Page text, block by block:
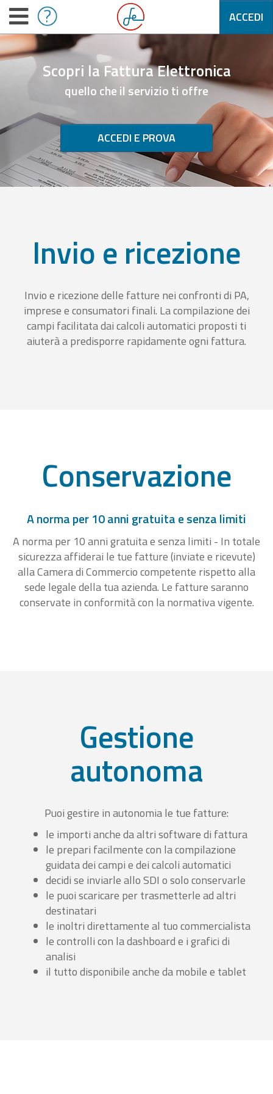
ACCEDI
Scopri la Fattura Elettronica
quello che il servizio ti offre
ACCEDI E PROVA
Invio e ricezione
Invio e ricezione delle fatture nei confronti di PA,
imprese e consumatori finali. La compilazione dei
campi facilitata dai calcoli automatici proposti ti
aiuterà a predisporre rapidamente ogni fattura.
Conservazione
A norma per 10 anni gratuita e senza limiti
A norma per 10 anni gratuita e senza limiti - In totale
sicurezza affiderai le tue fatture (inviate e ricevute)
alla Camera di Commercio competente rispetto alla
sede legale della tua azienda. Le fatture saranno
conservate in conformità con la normativa vigente.
Gestione
autonoma
Puoi gestire in autonomia le tue fatture:
le importi anche da altri software di fattura
le prepari facilmente con la compilazione
guidata dei campi e dei calcoli automatici
decidi se inviarle allo SDI o solo conservarle
le puoi scaricare per trasmetterle ad altri
destinatari
le inoltri direttamente al tuo commercialista
le controlli con la dashboard e i grafici di
analisi
il tutto disponibile anche da mobile e tablet